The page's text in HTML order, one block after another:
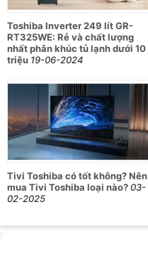
Toshiba Inverter 249 lít GR-
RT325WE: Rẻ và chất lượng
nhất phân khúc tủ lạnh dưới 10
triệu 19-06-2024
Tivi Toshiba có tốt không? Nên
mua Tivi Toshiba loại nào?03-
02-2025